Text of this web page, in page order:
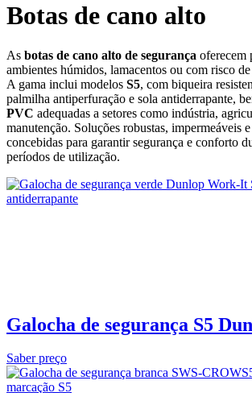
Botas de cano alto
As botas de cano alto de segurança oferecem
ambientes húmidos, lamacentos ou com risco
A gama inclui modelos S5, com biqueira
palmilha antiperfuração e sola antiderrapante,
PVC adequadas a setores como indústria,
manutenção. Soluções robustas, impermeáveis
concebidas para garantir segurança e conforto
períodos de utilização.
Galocha de segurança S5
Saber preço